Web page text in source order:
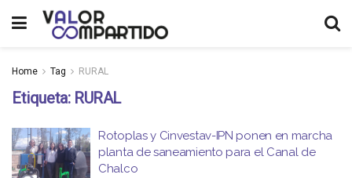
Home Tag RURAL
Etiqueta: RURAL
Rotoplas y Cinvestav-IPN ponen en marcha
planta de saneamiento para el Canal de
Chalco